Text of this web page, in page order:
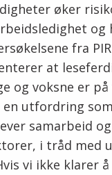
øker
og
fra
at
og voksne er
utfordring
samarbeid
i tråd med
vi ikke klarer å